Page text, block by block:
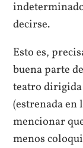
decirse.
Esto es,
buena parte
teatro
(estrenada en
mencionar
menos